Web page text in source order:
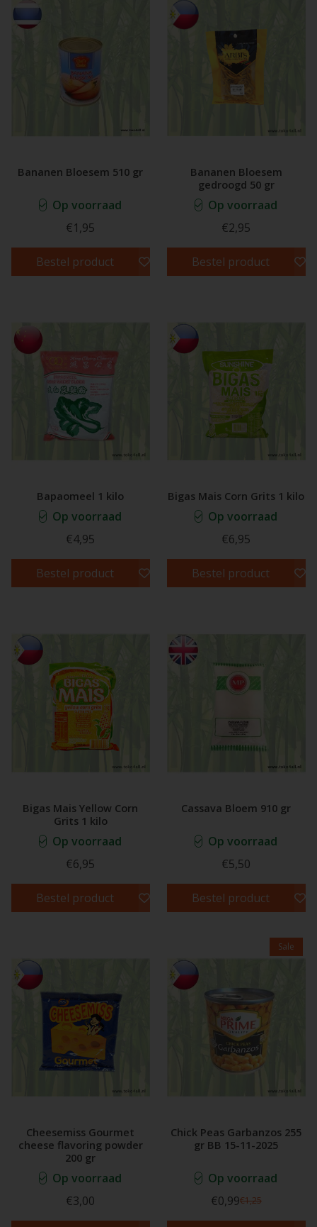
Bananen Bloesem 510 gr
Op voorraad
€1,95
Bestel product
Bananen Bloesem
gedroogd 50 gr
Op voorraad
€2,95
Bestel product
Bapaomeel 1 kilo
Op voorraad
€4,95
Bestel product
Bigas Mais Corn Grits 1 kilo
Op voorraad
€6,95
Bestel product
Bigas Mais Yellow Corn
Grits 1 kilo
Op voorraad
€6,95
Bestel product
Cassava Bloem 910 gr
Op voorraad
€5,50
Bestel product
Cheesemiss Gourmet
cheese flavoring powder
200 gr
Op voorraad
€3,00
Sale
Chick Peas Garbanzos 255
gr BB 15-11-2025
Op voorraad
€0,99€1,25